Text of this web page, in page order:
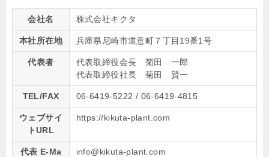
会社名 株式会社キクタ
本社所在地 兵庫県尼崎市道意町７丁目19番1号
代表者
代表取締役会長 菊田 一郎
代表取締役社長 菊田 賢一
TEL/FAX 06-6419-5222 / 06-6419-4815
ウェブサイ
トURL
https://kikuta-plant.com
代表 E-Ma
info@kikuta-plant.com